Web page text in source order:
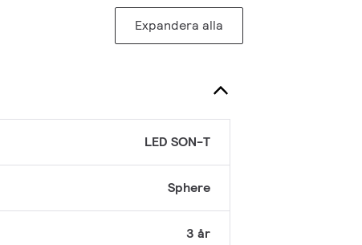
Expandera alla
LED SON-T
Sphere
3 år